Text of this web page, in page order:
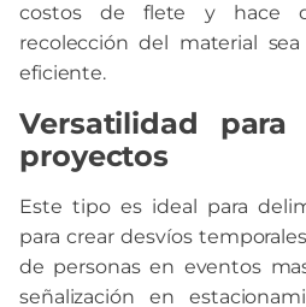
costos de flete y hace
recolección del material
eficiente.
Versatilidad
proyectos
Este tipo es ideal para
para crear desvíos
de personas en eventos
señalización en